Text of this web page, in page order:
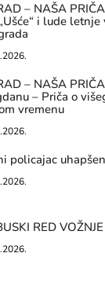
– NAŠA
i lude
– NAŠA
– Priča o
vremenu
policajac
RED